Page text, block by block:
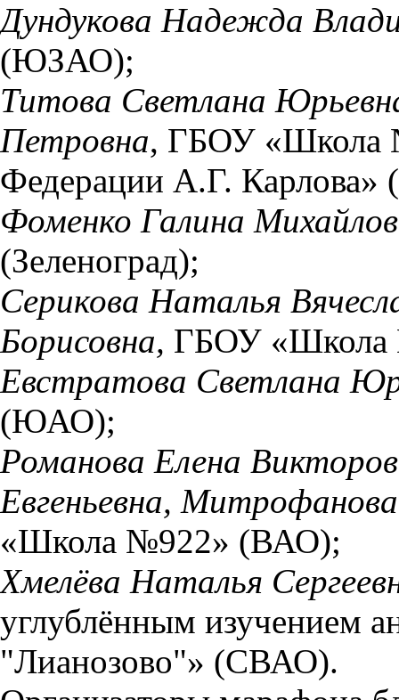
Дундукова Надежда
(ЮЗАО);
Титова Светлана
Петровна, ГБОУ «Школа
Федерации А.Г.
Фоменко Галина
(Зеленоград);
Серикова Наталья
Борисовна, ГБОУ
Евстратова Светлана
(ЮАО);
Романова Елена
Евгеньевна,
«Школа №922» (ВАО);
Хмелёва Наталья
углублённым изучением
"Лианозово"» (СВАО).